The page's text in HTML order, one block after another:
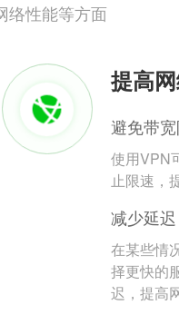
络性能等方面
提高
避免带
使用VPN
止限速，
减少延迟
在某些情
择更快的
迟，提高